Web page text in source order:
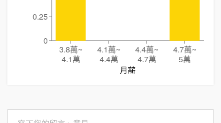
3.8萬~
4.1萬
4.1萬~
4.4萬
4.4萬~
4.7萬
4.7萬~
5萬
月薪
0
0.25